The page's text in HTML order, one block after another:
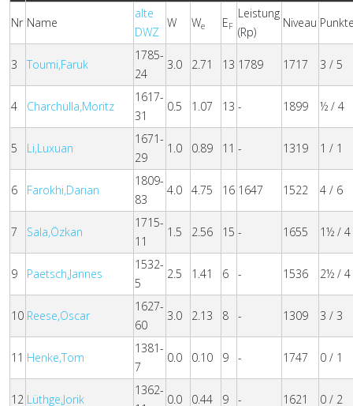
Nr Name
alte
DWZ
W We EF
Leistung
(Rp)
Niveau
3 Toumi,Faruk
1785-
24
3.0 2.71 13 1789 1717 3 / 5
4 Charchulla,Moritz
1617-
31
0.5 1.07 13 - 1899 ½ / 4
5 Li,Luxuan
1671-
29
1.0 0.89 11 - 1319 1 / 1
6 Farokhi,Darian
1809-
83
4.0 4.75 16 1647 1522 4 / 6
7 Sala,Özkan
1715-
11
1.5 2.56 15 - 1655 1½ / 4
9 Paetsch,Jannes
1532-
5
2.5 1.41 6 - 1536 2½ / 4
10 Reese,Oscar
1627-
60
3.0 2.13 8 - 1309 3 / 3
11 Henke,Tom
1381-
7
0.0 0.10 9 - 1747 0 / 1
12 Lüthge,Jorik
1362-
0.0 0.44 9 - 1621 0 / 2